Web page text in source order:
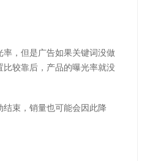
率，但是广告如果关键词没做
较靠后，产品的曝光率就没
结束，销量也可能会因此降